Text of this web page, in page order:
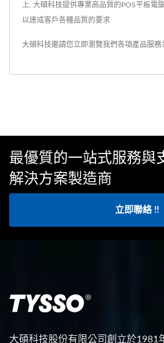
上, 大碩科技提供專業高品質的POS平板電
以達成客戶各種品質的要求
大碩科技邀請您立即瀏覽我們各項產品服務
最優質的一站式服務與
解決方案製造商
立即聯絡 !!
大碩科技股份有限公司創立於1981